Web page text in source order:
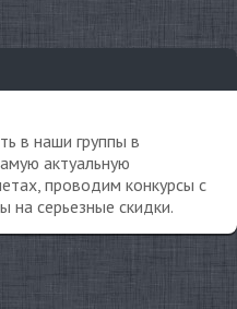
в наши группы в
актуальную
проводим конкурсы с
на серьезные скидки.